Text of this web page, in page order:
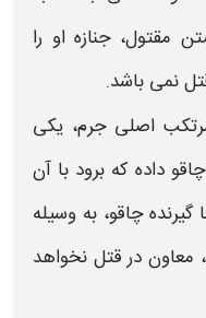
مقتول، جنازه او را
نمی باشد.
اصلی جرم، یکی
داده که برود با آن
گیرنده چاقو، به وسیله
معاون در قتل نخواهد